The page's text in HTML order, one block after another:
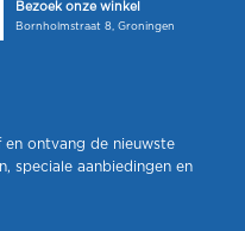
Bezoek onze winkel
Bornholmstraat 8, Groningen
en ontvang de nieuwste
speciale aanbiedingen en